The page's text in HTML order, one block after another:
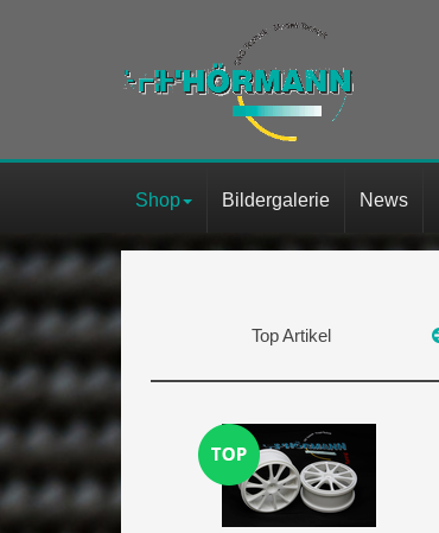
Shop Bildergalerie News
Top Artikel